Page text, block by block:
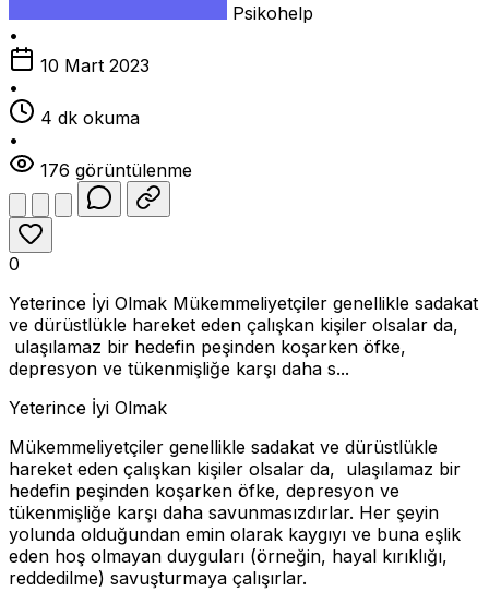
Psikohelp
•
10 Mart 2023
•
4 dk okuma
•
176 görüntülenme
0
Yeterince İyi Olmak Mükemmeliyetçiler genellikle sadakat
ve dürüstlükle hareket eden çalışkan kişiler olsalar da,
ulaşılamaz bir hedefin peşinden koşarken öfke,
depresyon ve tükenmişliğe karşı daha s...
Yeterince İyi Olmak
Mükemmeliyetçiler genellikle sadakat ve dürüstlükle
hareket eden çalışkan kişiler olsalar da, ulaşılamaz bir
hedefin peşinden koşarken öfke, depresyon ve
tükenmişliğe karşı daha savunmasızdırlar. Her şeyin
yolunda olduğundan emin olarak kaygıyı ve buna eşlik
eden hoş olmayan duyguları (örneğin, hayal kırıklığı,
reddedilme) savuşturmaya çalışırlar.